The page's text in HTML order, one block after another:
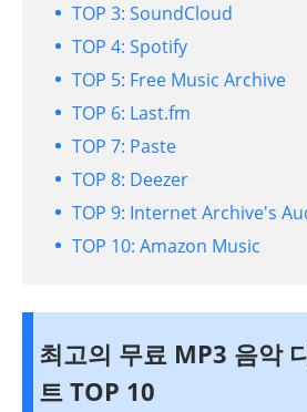
TOP 3: SoundCloud
TOP 4: Spotify
TOP 5: Free Music Archive
TOP 6: Last.fm
TOP 7: Paste
TOP 8: Deezer
TOP 9: Internet Archive's
TOP 10: Amazon Music
최고의 무료 MP3 음악
트 TOP 10